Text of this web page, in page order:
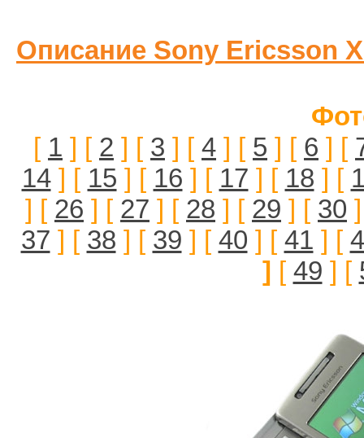
Описание Sony Ericsson
[ 1 ] [ 2 ] [ 3 ] [ 4 ] [ 5 ] [ 6 ] [
14] [ 15 ] [ 16 ] [ 17 ] [ 18 ] [
] [ 26 ] [ 27 ] [ 28 ] [ 29 ] [ 30
37 ] [ 38 ] [ 39 ] [ 40 ] [ 41 ] [
] [ 49 ] [